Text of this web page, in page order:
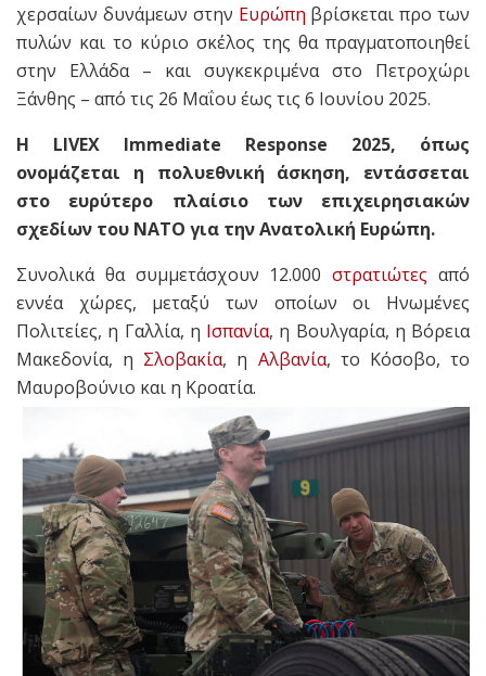
χερσαίων δυνάμεων στην Ευρώπη βρίσκεται προ των
πυλών και το κύριο σκέλος της θα πραγματοποιηθεί
στην Ελλάδα – και συγκεκριμένα στο Πετροχώρι
Ξάνθης – από τις 26 Μαΐου έως τις 6 Ιουνίου 2025.
Η LIVEX Immediate Response 2025, όπως
ονομάζεται η πολυεθνική άσκηση, εντάσσεται
στο ευρύτερο πλαίσιο των επιχειρησιακών
σχεδίων του ΝΑΤΟ για την Ανατολική Ευρώπη.
Συνολικά θα συμμετάσχουν 12.000στρατιώτες από
εννέα χώρες, μεταξύ των οποίων οι Ηνωμένες
Πολιτείες, η Γαλλία, η Ισπανία, η Βουλγαρία, η Βόρεια
Μακεδονία, η Σλοβακία, η Αλβανία, το Κόσοβο, το
Μαυροβούνιο και η Κροατία.